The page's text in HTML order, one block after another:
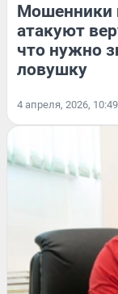
Мошенники
атакуют
что нужно
ловушку
4 апреля, 2026, 10:49